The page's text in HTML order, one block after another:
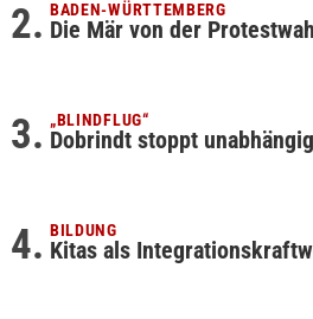
BADEN-WÜRTTEMBERG
Die Mär von der
„BLINDFLUG“
Dobrindt stoppt
BILDUNG
Kitas als